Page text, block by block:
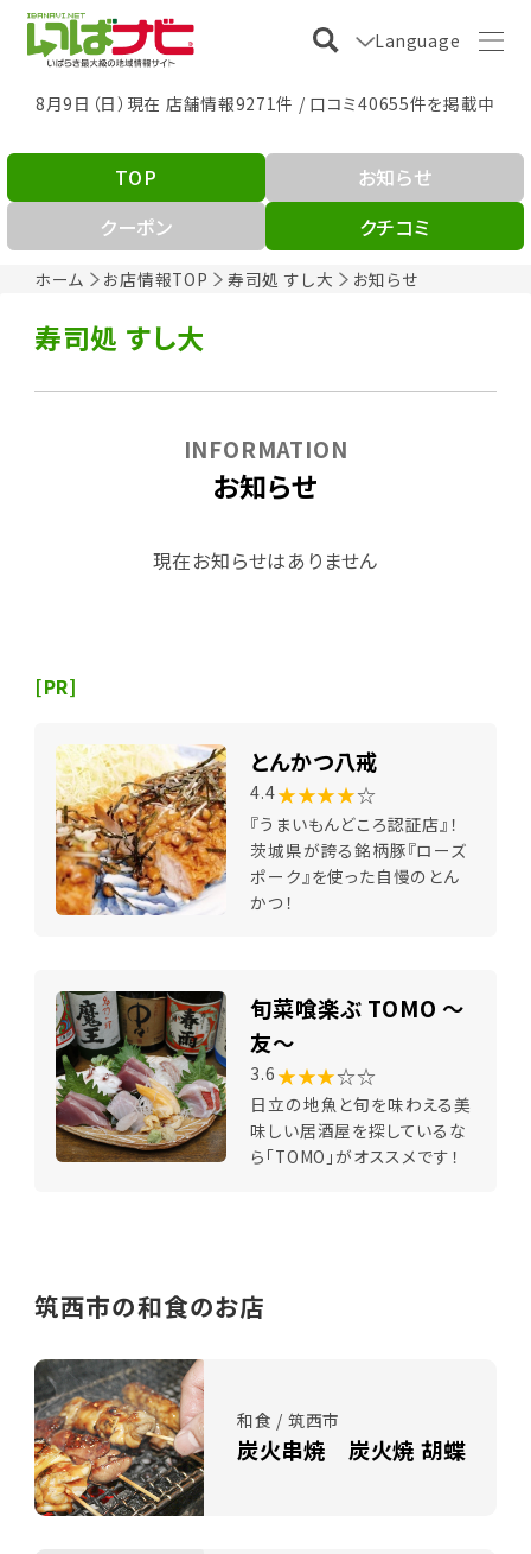
Language
8月9日（日）現在 店舗情報9271件 / 口コミ40655件を掲載中
ホーム お店情報TOP 寿司処 すし大 お知らせ
TOP
お知らせ
クーポン
クチコミ
寿司処 すし大
お知らせ
INFORMATION
現在お知らせはありません
[PR]
とんかつ八戒
4.4★★★★☆
『うまいもんどころ認証店』！
茨城県が誇る銘柄豚『ローズ
ポーク』を使った自慢のとん
かつ！
旬菜喰楽ぶ TOMO ～
友～
3.6 ★★★☆☆
日立の地魚と旬を味わえる美
味しい居酒屋を探しているな
ら「TOMO」がオススメです！
筑西市の和食のお店
和食 / 筑西市
炭火串焼 炭火焼 胡蝶